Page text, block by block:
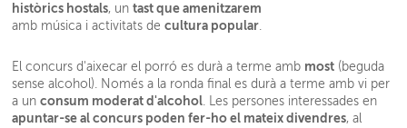
històrics hostals, untast que amenitzarem
amb música i activitats decultura popular.
El concurs d'aixecar el porró es durà a terme amb most (beguda
sense alcohol). Només a la ronda final es durà a terme amb vi per
a unconsum moderat d'alcohol. Les persones interessades en
apuntar-se al concurs poden fer-ho el mateix divendres, al